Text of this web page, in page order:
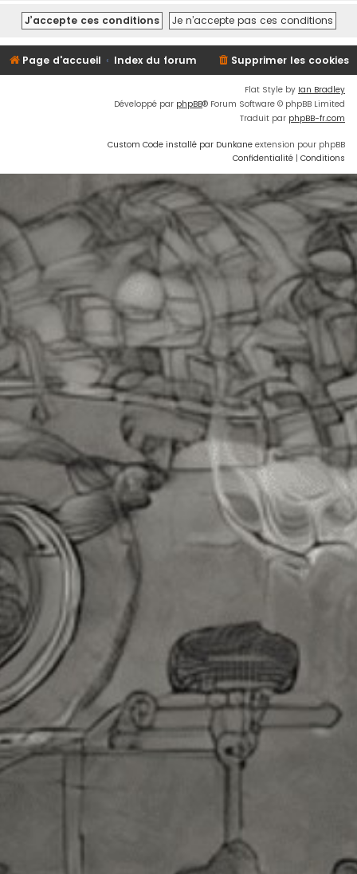
Page d'accueil Index du forum Supprimer les cookies
Flat Style by Ian Bradley
Développé par phpBB® Forum Software © phpBB Limited
Traduit par phpBB-fr.com
Custom Code installé par Dunkane extension pour phpBB
Confidentialité | Conditions